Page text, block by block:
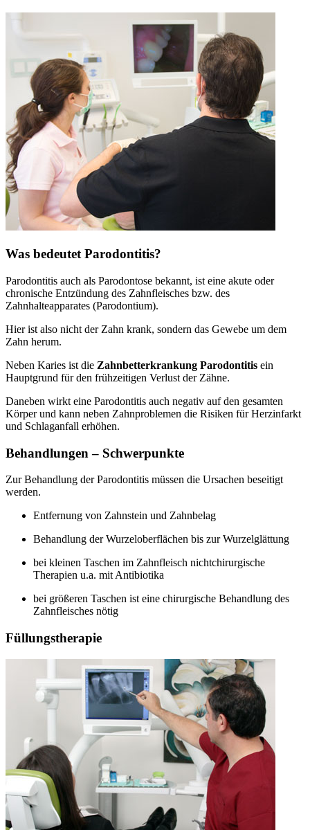
Was bedeutet Parodontitis?
Parodontitis auch als Parodontose bekannt, ist eine akute oder
chronische Entzündung des Zahnfleisches bzw. des
Zahnhalteapparates (Parodontium).
Hier ist also nicht der Zahn krank, sondern das Gewebe um dem
Zahn herum.
Neben Karies ist die Zahnbetterkrankung Parodontitis ein
Hauptgrund für den frühzeitigen Verlust der Zähne.
Daneben wirkt eine Parodontitis auch negativ auf den gesamten
Körper und kann neben Zahnproblemen die Risiken für Herzinfarkt
und Schlaganfall erhöhen.
Behandlungen – Schwerpunkte
Zur Behandlung der Parodontitis müssen die Ursachen beseitigt
werden.
Entfernung von Zahnstein und Zahnbelag
Behandlung der Wurzeloberflächen bis zur Wurzelglättung
bei kleinen Taschen im Zahnfleisch nichtchirurgische
Therapien u.a. mit Antibiotika
bei größeren Taschen ist eine chirurgische Behandlung des
Zahnfleisches nötig
Füllungstherapie